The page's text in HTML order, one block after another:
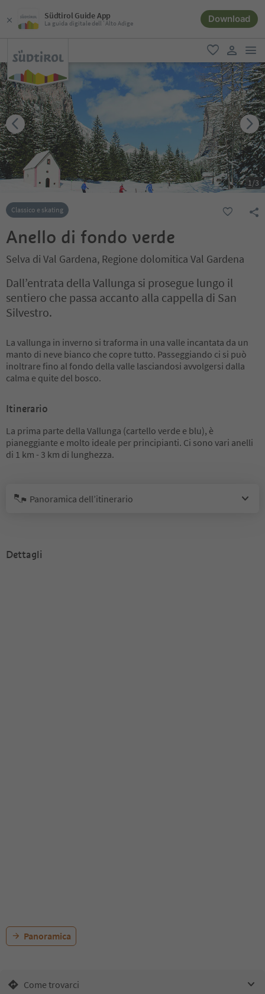
Südtirol Guide App
La guida digitale dell´Alto Adige Download
favoriti
user link
1/3
Classico e skating
Anello di fondo verde
Selva di Val Gardena, Regione dolomitica Val Gardena
Dall’entrata della Vallunga si prosegue lungo il
sentiero che passa accanto alla cappella di San
Silvestro.
La vallunga in inverno si traforma in una valle incantata da un
manto di neve bianco che copre tutto. Passeggiando ci si può
inoltrare fino al fondo della valle lasciandosi avvolgersi dalla
calma e quite del bosco.
Itinerario
La prima parte della Vallunga (cartello verde e blu), è
pianeggiante e molto ideale per principianti. Ci sono vari anelli
di 1 km - 3 km di lunghezza.
Panoramica dell’itinerario
Dettagli
Panoramica
Come trovarci